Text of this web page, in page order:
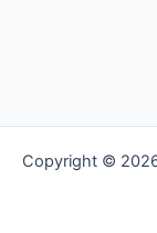
Copyright ©